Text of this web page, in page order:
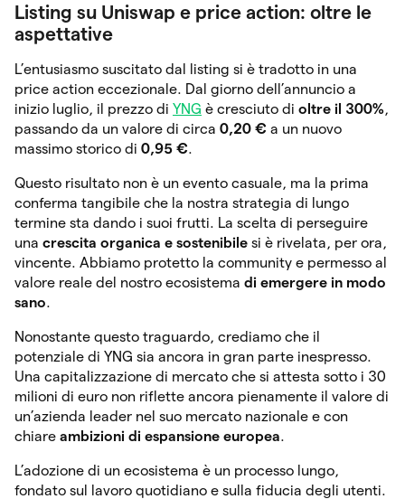
Listing su Uniswap e price action: oltre le
aspettative
L’entusiasmo suscitato dal listing si è tradotto in una
price action eccezionale. Dal giorno dell’annuncio a
inizio luglio, il prezzo di YNG è cresciuto di oltre il 300%,
passando da un valore di circa 0,20 € a un nuovo
massimo storico di 0,95 €.
Questo risultato non è un evento casuale, ma la prima
conferma tangibile che la nostra strategia di lungo
termine sta dando i suoi frutti. La scelta di perseguire
una crescita organica e sostenibile si è rivelata, per ora,
vincente. Abbiamo protetto la community e permesso al
valore reale del nostro ecosistema di emergere in modo
sano.
Nonostante questo traguardo, crediamo che il
potenziale di YNG sia ancora in gran parte inespresso.
Una capitalizzazione di mercato che si attesta sotto i 30
milioni di euro non riflette ancora pienamente il valore di
un’azienda leader nel suo mercato nazionale e con
chiare ambizioni di espansione europea.
L’adozione di un ecosistema è un processo lungo,
fondato sul lavoro quotidiano e sulla fiducia degli utenti.